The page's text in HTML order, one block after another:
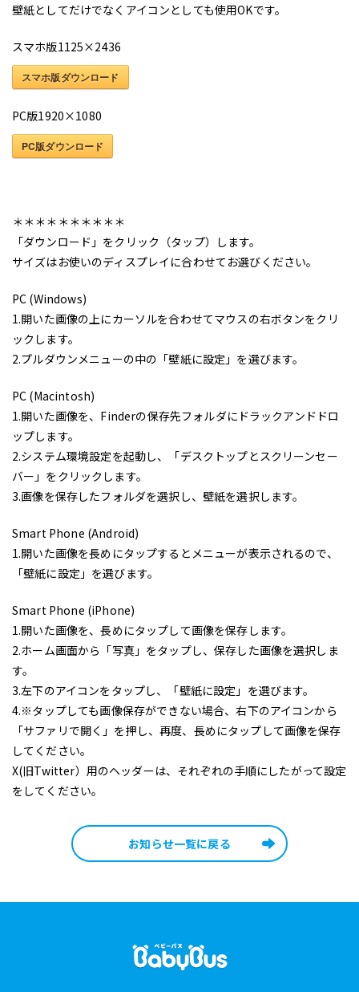
壁紙としてだけでなくアイコンとしても使用OKです。
スマホ版1125×2436
スマホ版ダウンロード
PC版1920×1080
PC版ダウンロード
＊＊＊＊＊＊＊＊＊＊
「ダウンロード」をクリック（タップ）します。
サイズはお使いのディスプレイに合わせてお選びください。
PC (Windows)
1.開いた画像の上にカーソルを合わせてマウスの右ボタンをクリ
ックします。
2.プルダウンメニューの中の「壁紙に設定」を選びます。
PC (Macintosh)
1.開いた画像を、Finderの保存先フォルダにドラックアンドドロ
ップします。
2.システム環境設定を起動し、「デスクトップとスクリーンセー
バー」をクリックします。
3.画像を保存したフォルダを選択し、壁紙を選択します。
Smart Phone (Android)
1.開いた画像を長めにタップするとメニューが表示されるので、
「壁紙に設定」を選びます。
Smart Phone (iPhone)
1.開いた画像を、長めにタップして画像を保存します。
2.ホーム画面から「写真」をタップし、保存した画像を選択しま
す。
3.左下のアイコンをタップし、「壁紙に設定」を選びます。
4.※タップしても画像保存ができない場合、右下のアイコンから
「サファリで開く」を押し、再度、長めにタップして画像を保存
してください。
X(旧Twitter）用のヘッダーは、それぞれの手順にしたがって設定
をしてください。
お知らせ一覧に戻る